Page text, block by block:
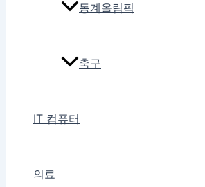
동계올림픽
축구
IT 컴퓨터
의료